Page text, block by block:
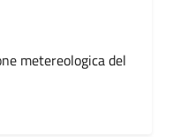
metereologica del